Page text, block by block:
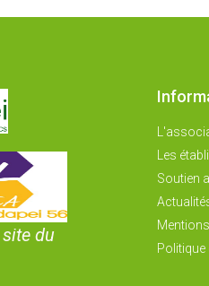
du
Les
Soutien
Politique